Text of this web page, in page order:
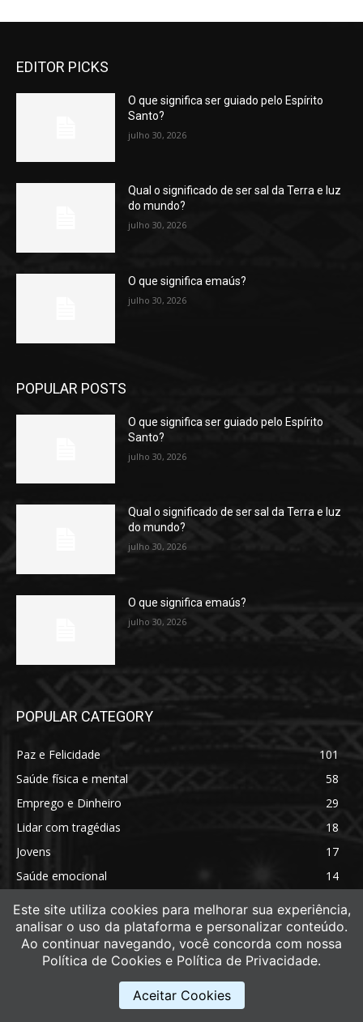
EDITOR PICKS
O que significa ser guiado pelo Espírito
Santo?
julho 30, 2026
Qual o significado de ser sal da Terra e luz
do mundo?
julho 30, 2026
O que significa emaús?
julho 30, 2026
POPULAR POSTS
O que significa ser guiado pelo Espírito
Santo?
julho 30, 2026
Qual o significado de ser sal da Terra e luz
do mundo?
julho 30, 2026
O que significa emaús?
julho 30, 2026
POPULAR CATEGORY
Paz e Felicidade
101
Saúde física e mental
58
Emprego e Dinheiro
29
Lidar com tragédias
18
Jovens
17
Saúde emocional
14
Este site utiliza cookies para melhorar sua experiência,
analisar o uso da plataforma e personalizar conteúdo.
Ao continuar navegando, você concorda com nossa
Política de Cookies e Política de Privacidade.
Aceitar Cookies